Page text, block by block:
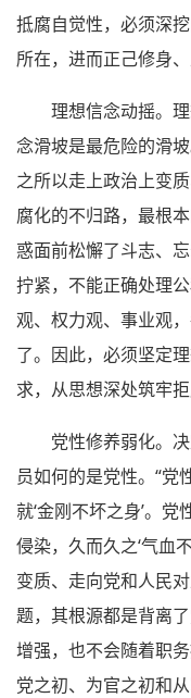
抵腐自觉性，必须深
所在，进而正己修身、
理想信念动摇。
念滑坡是最危险的滑
之所以走上政治上变
腐化的不归路，最根
惑面前松懈了斗志、
拧紧，不能正确处理
观、权力观、事业观
了。因此，必须坚定
求，从思想深处筑牢拒
党性修养弱化。
员如何的是党性。“党
就‘金刚不坏之身’。
侵染，久而久之‘气血
变质、走向党和人民
题，其根源都是背离
增强，也不会随着职
党之初、为官之初和